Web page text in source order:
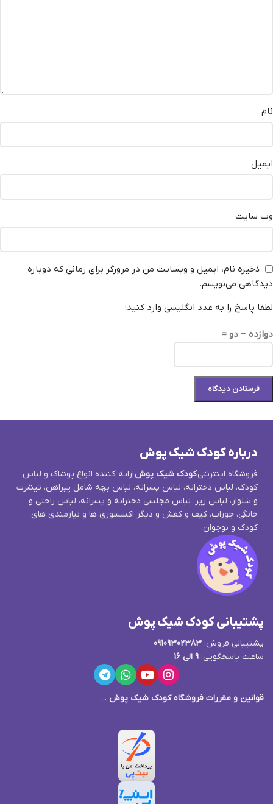
نام
ایمیل
وب‌ سایت
ذخیره نام، ایمیل و وبسایت من در مرورگر برای زمانی که دوباره
دیدگاهی می‌نویسم.
لطفا پاسخ را به عدد انگلیسی وارد کنید:
دوازده − دو =
درباره کودک شیک پوش
فروشگاه اینترنتیکودک شیک پوشارایه کننده انواع پوشاک و لباس
کودک، لباس دخترانه، لباس پسرانه، لباس بچه شامل پیراهن، تیشرت
و شلوار، لباس زیر، لباس مجلسی دخترانه و پسرانه، لباس راحتی و
خانگی، جوراب، کیف و کفش و دیگر اکسسوری ها و نیازمندی های
کودک و نوجوان.
پشتیبانی کودک شیک پوش
پشتیبانی فروش: 09109302383
ساعت پاسخگویی: 9 الی 16
قوانین و مقررات فروشگاه کودک شیک پوش ...